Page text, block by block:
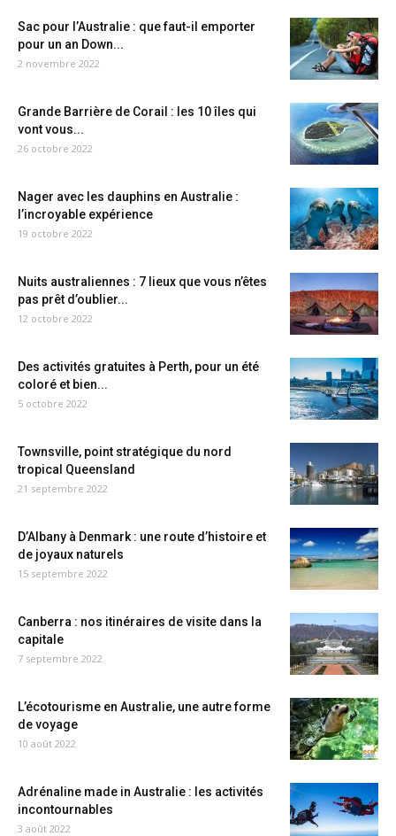
Sac pour l’Australie : que faut-il emporter
pour un an Down...
2 novembre 2022
Grande Barrière de Corail : les 10 îles qui
vont vous...
26 octobre 2022
Nager avec les dauphins en Australie :
l’incroyable expérience
19 octobre 2022
Nuits australiennes : 7 lieux que vous n’êtes
pas prêt d’oublier...
12 octobre 2022
Des activités gratuites à Perth, pour un été
coloré et bien...
5 octobre 2022
Townsville, point stratégique du nord
tropical Queensland
21 septembre 2022
D’Albany à Denmark : une route d’histoire et
de joyaux naturels
15 septembre 2022
Canberra : nos itinéraires de visite dans la
capitale
7 septembre 2022
L’écotourisme en Australie, une autre forme
de voyage
10 août 2022
Adrénaline made in Australie : les activités
incontournables
3 août 2022